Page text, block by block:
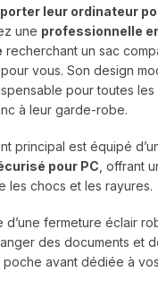
leur ordinateur
une professionnelle
recherchant un sac
vous. Son design
pour toutes les
à leur garde-robe.
principal est équipé
pour PC , offrant
les chocs et les rayures.
d’une fermeture éclair
des documents et
poche avant dédiée à